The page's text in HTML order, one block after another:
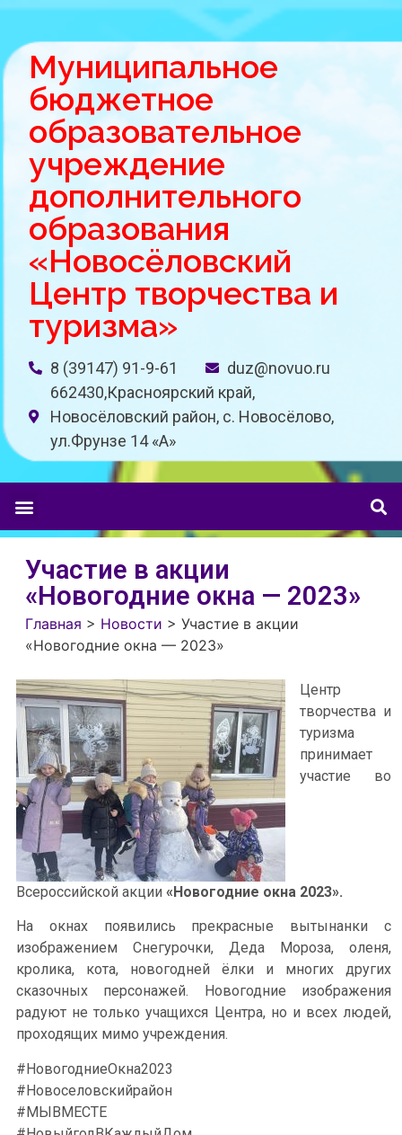
Муниципальное
бюджетное
образовательное
учреждение
дополнительного
образования
«Новосёловский
Центр творчества и
туризма»
8 (39147) 91-9-61
duz@novuo.ru
662430,Красноярский край,
Новосёловский район, с. Новосёлово,
ул.Фрунзе 14 «A»
Участие в акции
«Новогодние окна — 2023»
Главная > Новости > Участие в акции
«Новогодние окна — 2023»
Центр
творчества и
туризма
принимает
участие во
Всероссийской акции «Новогодние окна 2023».
На окнах появились прекрасные вытынанки с
изображением Снегурочки, Деда Мороза, оленя,
кролика, кота, новогодней ёлки и многих других
сказочных персонажей. Новогодние изображения
радуют не только учащихся Центра, но и всех людей,
проходящих мимо учреждения.
#НовогодниеОкна2023
#Новоселовскийрайон
#МЫВМЕСТЕ